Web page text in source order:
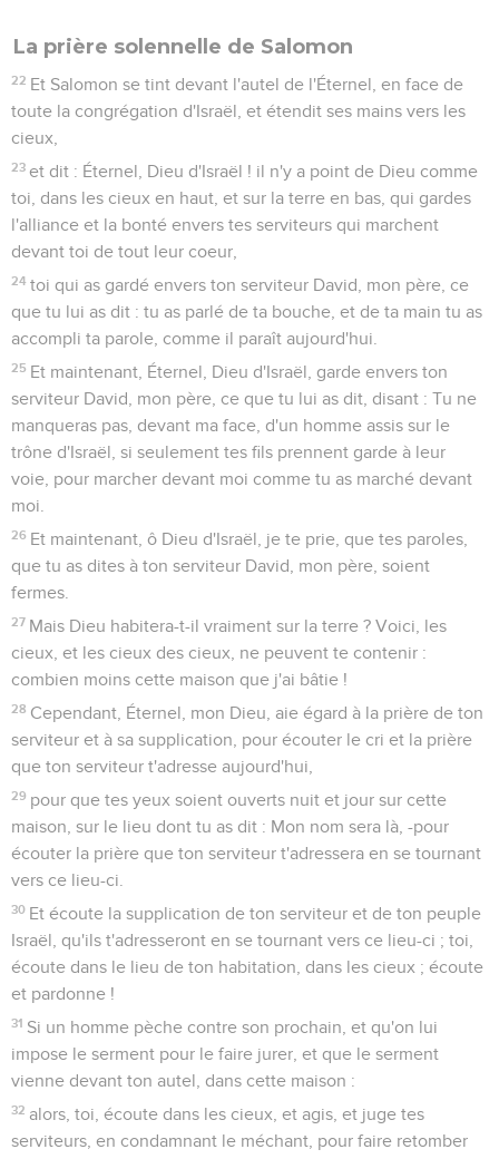
La prière solennelle de Salomon
22 Et Salomon se tint devant l'autel de l'Éternel, en face de
toute la congrégation d'Israël, et étendit ses mains vers les
cieux,
23 et dit : Éternel, Dieu d'Israël ! il n'y a point de Dieu comme
toi, dans les cieux en haut, et sur la terre en bas, qui gardes
l'alliance et la bonté envers tes serviteurs qui marchent
devant toi de tout leur coeur,
24 toi qui as gardé envers ton serviteur David, mon père, ce
que tu lui as dit : tu as parlé de ta bouche, et de ta main tu as
accompli ta parole, comme il paraît aujourd'hui.
25 Et maintenant, Éternel, Dieu d'Israël, garde envers ton
serviteur David, mon père, ce que tu lui as dit, disant : Tu ne
manqueras pas, devant ma face, d'un homme assis sur le
trône d'Israël, si seulement tes fils prennent garde à leur
voie, pour marcher devant moi comme tu as marché devant
moi.
26 Et maintenant, ô Dieu d'Israël, je te prie, que tes paroles,
que tu as dites à ton serviteur David, mon père, soient
fermes.
27 Mais Dieu habitera-t-il vraiment sur la terre ? Voici, les
cieux, et les cieux des cieux, ne peuvent te contenir :
combien moins cette maison que j'ai bâtie !
28 Cependant, Éternel, mon Dieu, aie égard à la prière de ton
serviteur et à sa supplication, pour écouter le cri et la prière
que ton serviteur t'adresse aujourd'hui,
29 pour que tes yeux soient ouverts nuit et jour sur cette
maison, sur le lieu dont tu as dit : Mon nom sera là, -pour
écouter la prière que ton serviteur t'adressera en se tournant
vers ce lieu-ci.
30 Et écoute la supplication de ton serviteur et de ton peuple
Israël, qu'ils t'adresseront en se tournant vers ce lieu-ci ; toi,
écoute dans le lieu de ton habitation, dans les cieux ; écoute
et pardonne !
31 Si un homme pèche contre son prochain, et qu'on lui
impose le serment pour le faire jurer, et que le serment
vienne devant ton autel, dans cette maison :
32 alors, toi, écoute dans les cieux, et agis, et juge tes
serviteurs, en condamnant le méchant, pour faire retomber